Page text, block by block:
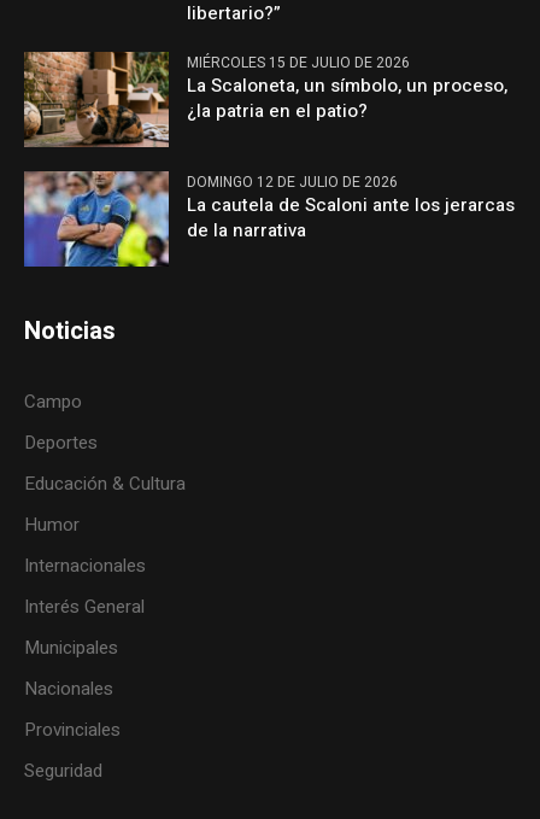
libertario?”
MIÉRCOLES 15 DE JULIO DE 2026
La Scaloneta, un símbolo, un proceso,
¿la patria en el patio?
DOMINGO 12 DE JULIO DE 2026
La cautela de Scaloni ante los jerarcas
de la narrativa
Noticias
Campo
Deportes
Educación & Cultura
Humor
Internacionales
Interés General
Municipales
Nacionales
Provinciales
Seguridad